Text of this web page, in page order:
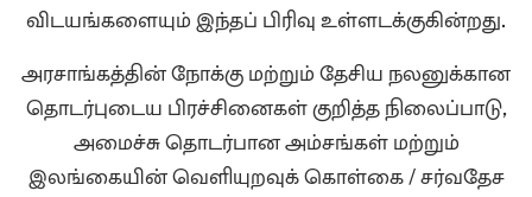
விடயங்களையும் இந்தப் பிரிவு உள்ளடக்குகின்றது.
அரசாங்கத்தின் நோக்கு மற்றும் தேசிய நலனுக்கான
தொடர்புடைய பிரச்சினைகள் குறித்த நிலைப்பாடு,
அமைச்சு தொடர்பான அம்சங்கள் மற்றும்
இலங்கையின் வெளியுறவுக் கொள்கை / சர்வதேச